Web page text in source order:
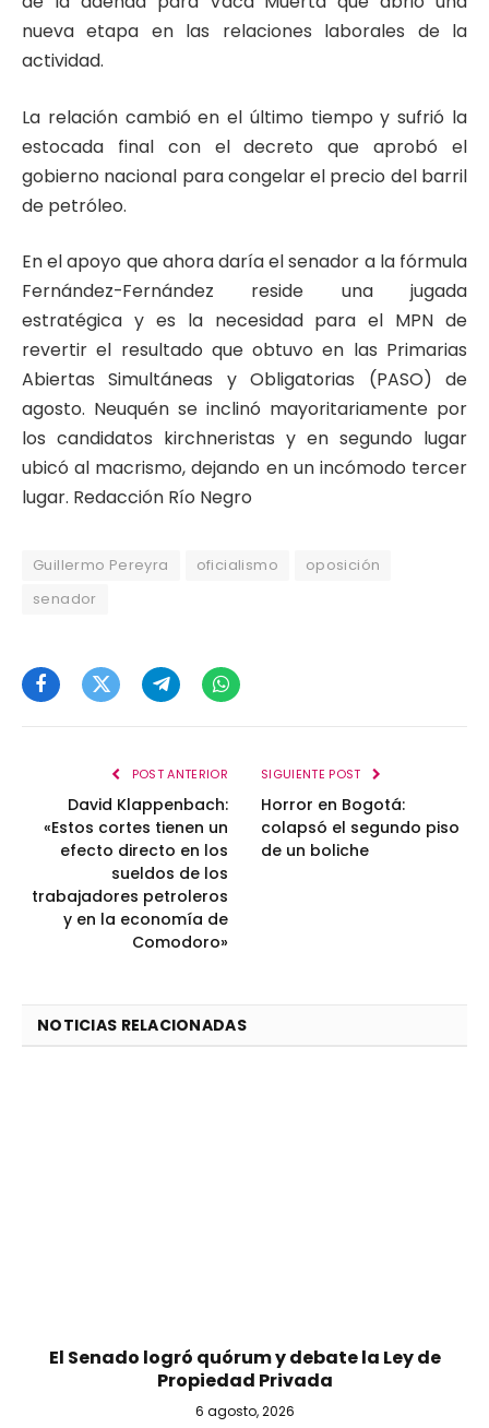
nueva etapa en las relaciones laborales de la
actividad.
La relación cambió en el último tiempo y sufrió la
estocada final con el decreto que aprobó el
gobierno nacional para congelar el precio del barril
de petróleo.
En el apoyo que ahora daría el senador a la fórmula
Fernández-Fernández reside una jugada
estratégica y es la necesidad para el MPN de
revertir el resultado que obtuvo en las Primarias
Abiertas Simultáneas y Obligatorias (PASO) de
agosto. Neuquén se inclinó mayoritariamente por
los candidatos kirchneristas y en segundo lugar
ubicó al macrismo, dejando en un incómodo tercer
lugar. Redacción Río Negro
Guillermo Pereyra oficialismo
oposición
senador
FacebookTwitterTelegramWhatsApp
POST ANTERIOR
David Klappenbach:
«Estos cortes tienen un
efecto directo en los
sueldos de los
trabajadores petroleros
y en la economía de
Comodoro»
SIGUIENTE POST
Horror en Bogotá:
colapsó el segundo piso
de un boliche
NOTICIAS RELACIONADAS
El Senado logró quórum y debate la Ley de
Propiedad Privada
6 agosto, 2026